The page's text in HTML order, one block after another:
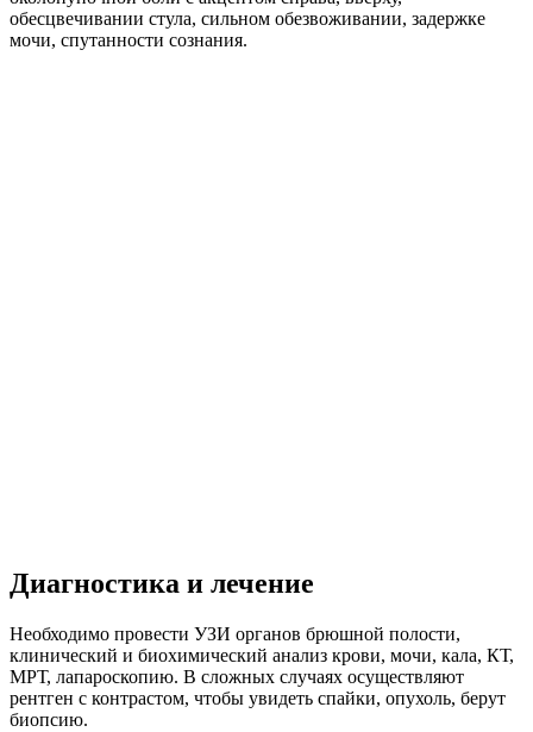
обесцвечивании стула, сильном обезвоживании, задержке
мочи, спутанности сознания.
Диагностика и лечение
Необходимо провести УЗИ органов брюшной полости,
клинический и биохимический анализ крови, мочи, кала, КТ,
МРТ, лапароскопию. В сложных случаях осуществляют
рентген с контрастом, чтобы увидеть спайки, опухоль, берут
биопсию.